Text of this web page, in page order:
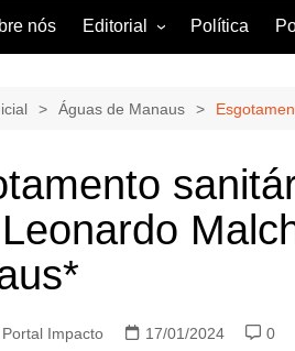
nós Editorial
Manaus
Mundo
Política
Águas de Manaus
Impacto 17/01/2024 0